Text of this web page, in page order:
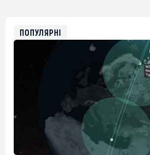
0xfD02863D3289416fcF50975c9DFda13623f97758
ПОПУЛЯРНІ